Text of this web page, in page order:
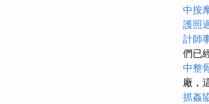
中按
護照
計師
們已
中整
廠，
抓姦